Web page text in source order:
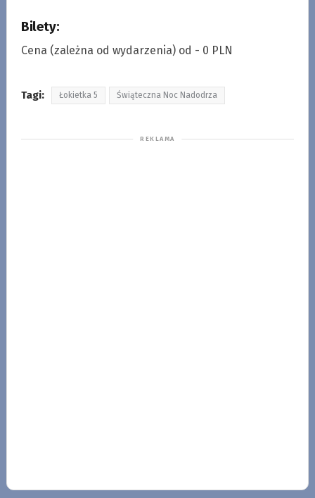
Bilety:
Cena (zależna od wydarzenia) od - 0 PLN
Tagi: Łokietka 5 Świąteczna Noc Nadodrza